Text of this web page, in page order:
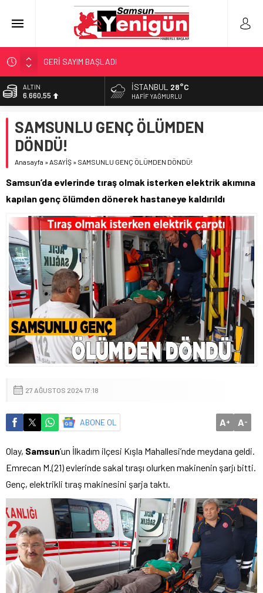
GERİ SAYIM BAŞLADI
SAMSUNSPOR’DA HEDEF 5’İNCİLİK!
‘BAFRA’YA YATIRIM YAPIN!’
YÖNETİCİ SEÇERKEN YAPILAN EN BÜYÜK HATALAR
ALTIN
6.660,55
13.779,39
DOLAR
47,7111
55,1881
İSTANBUL 28°C
HAFIF YAĞMURLU
SAMSUNLU GENÇ ÖLÜMDEN
DÖNDÜ!
Anasayfa »ASAYİŞ » SAMSUNLU GENÇ ÖLÜMDEN DÖNDÜ!
Samsun’da evlerinde tıraş olmak isterken elektrik akımına
kapılan genç ölümden dönerek hastaneye kaldırıldı
27 AĞUSTOS 2024 17:18
ABONE OL A+ A-
Olay, Samsun’un İlkadım ilçesi Kışla Mahallesi’nde meydana geldi.
Emrecan M.(21) evlerinde sakal tıraşı olurken makinenin şarjı bitti.
Genç, elektrikli tıraş makinesini şarja taktı.